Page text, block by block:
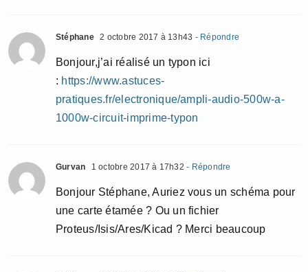
Stéphane 2 octobre 2017 à 13h43 - Répondre
Bonjour,j’ai réalisé un typon ici
: https://www.astuces-
pratiques.fr/electronique/ampli-audio-500w-a-
1000w-circuit-imprime-typon
Gurvan 1 octobre 2017 à 17h32 - Répondre
Bonjour Stéphane, Auriez vous un schéma pour
une carte étamée ? Ou un fichier
Proteus/Isis/Ares/Kicad ? Merci beaucoup